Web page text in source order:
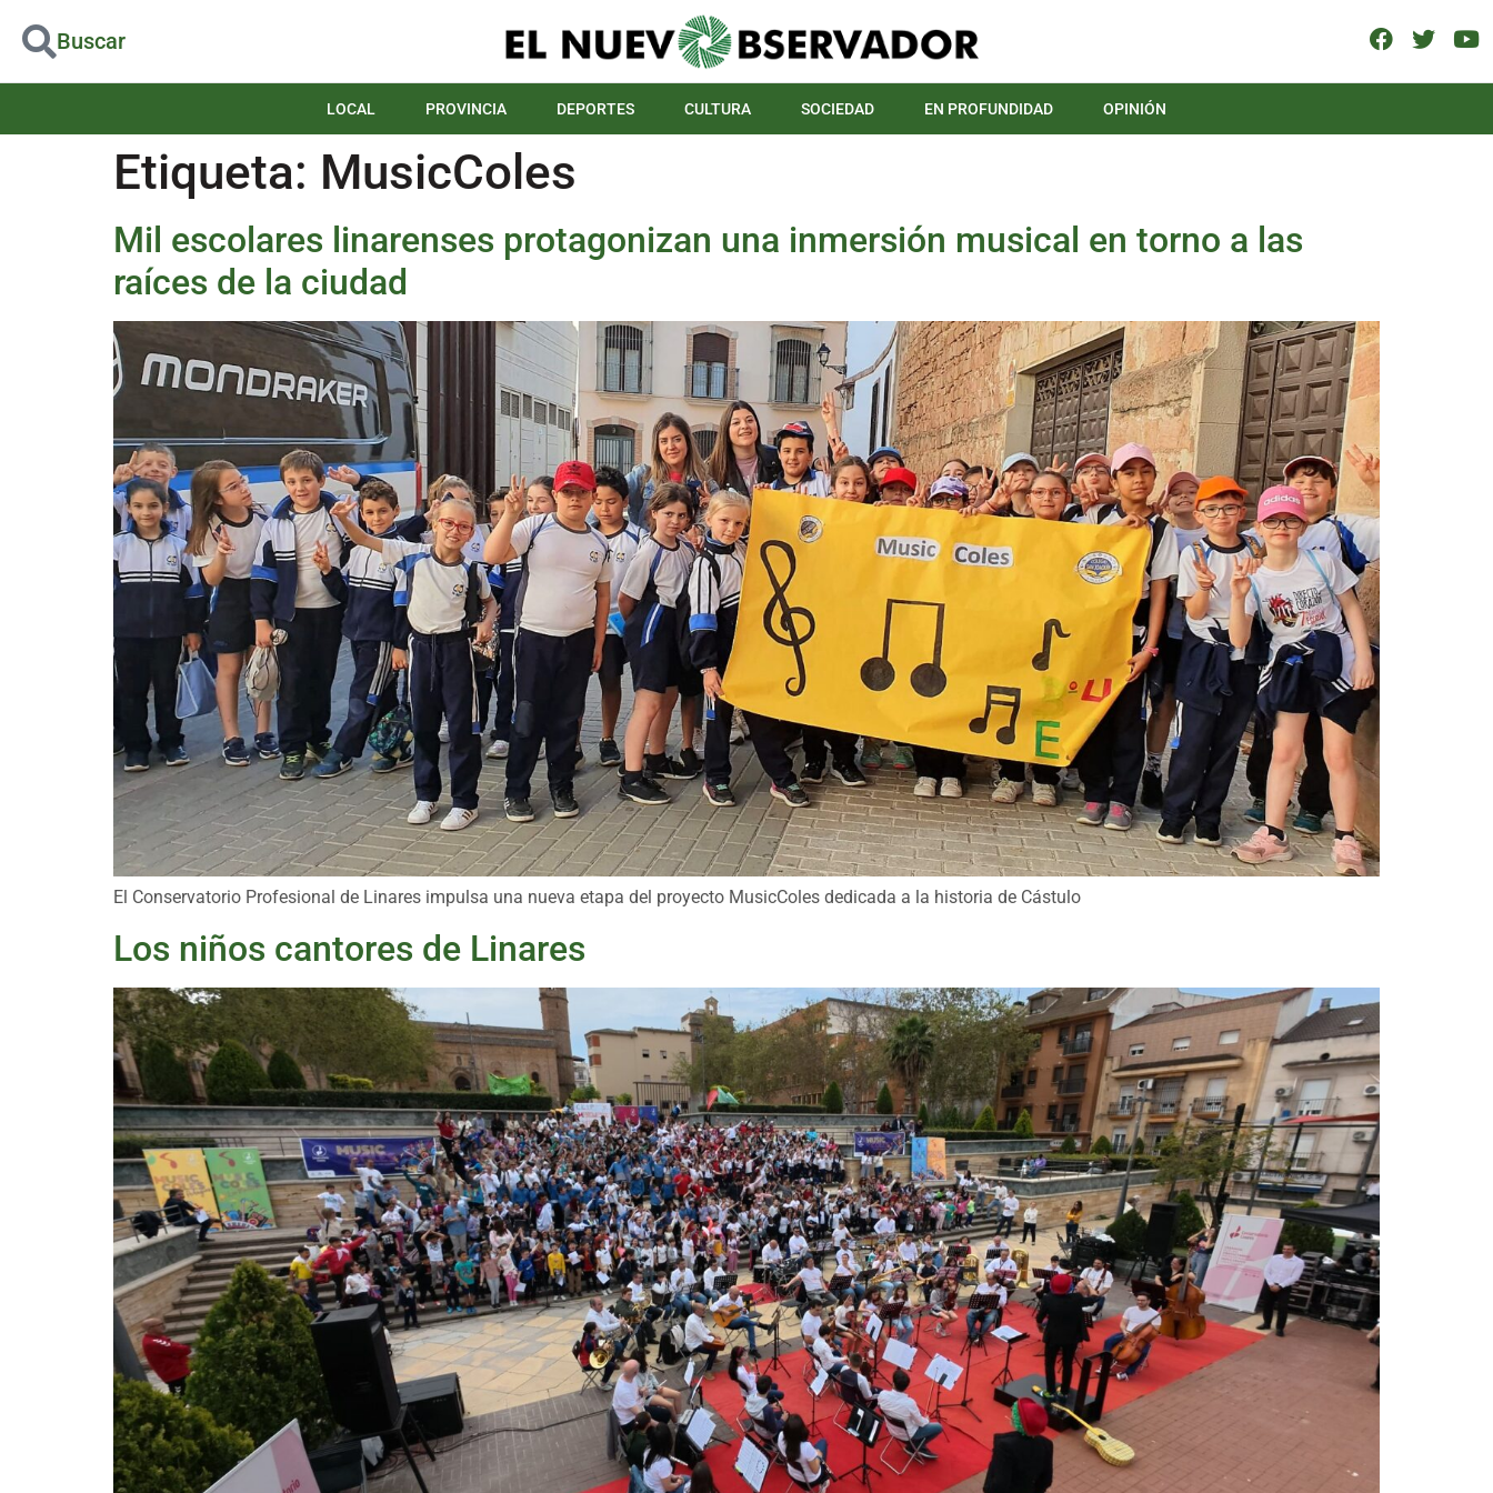
Buscar
LOCAL PROVINCIA DEPORTES CULTURA SOCIEDAD EN PROFUNDIDAD OPINIÓN
Etiqueta: MusicColes
Mil escolares linarenses protagonizan una inmersión musical en torno a las
raíces de la ciudad
El Conservatorio Profesional de Linares impulsa una nueva etapa del proyecto MusicColes dedicada a la historia de Cástulo
Los niños cantores de Linares